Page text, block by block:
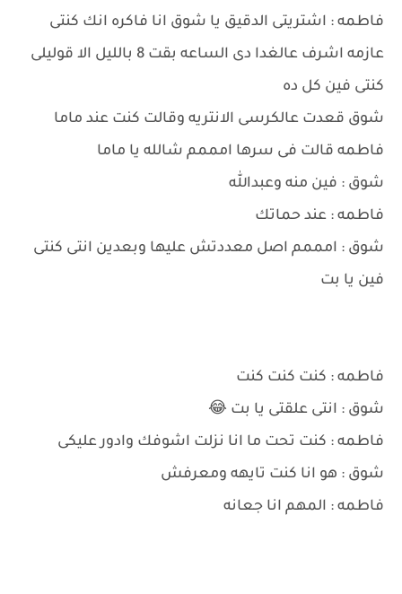
فاطمه : اشتريتى الدقيق يا شوق انا فاكره انك كنتى
عازمه اشرف عالغدا دى الساعه بقت 8 بالليل الا قوليلى
كنتى فين كل ده
شوق قعدت عالكرسى الانتريه وقالت كنت عند ماما
فاطمه قالت فى سرها امممم شالله يا ماما
شوق : فين منه وعبدالله
فاطمه : عند حماتك
شوق : امممم اصل معددتش عليها وبعدين انتى كنتى
فين يا بت
فاطمه : كنت كنت كنت
شوق : انتى علقتى يا بت 😂
فاطمه : كنت تحت ما انا نزلت اشوفك وادور عليكى
شوق : هو انا كنت تايهه ومعرفش
فاطمه : المهم انا جعانه